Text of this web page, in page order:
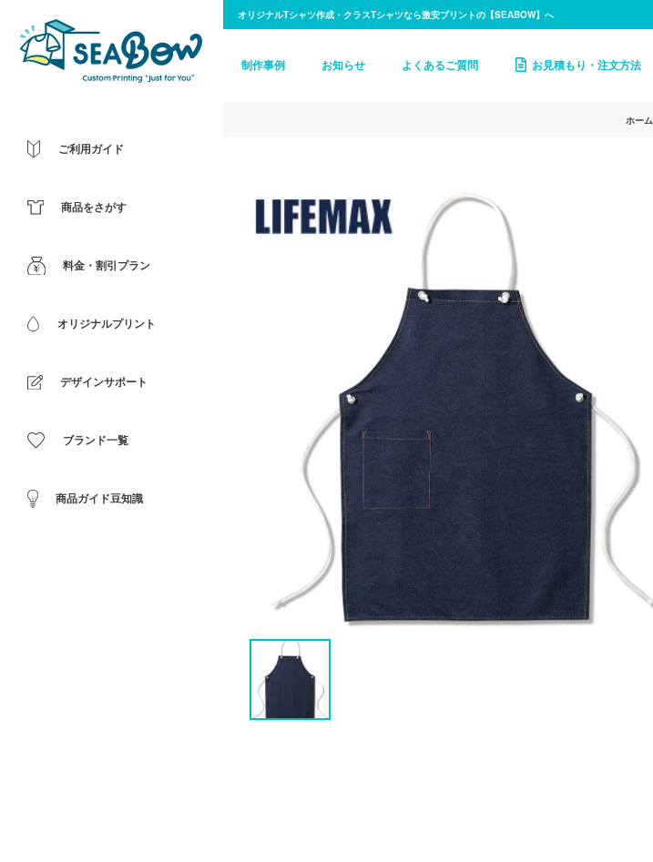
オリジナルTシャツ作成・クラスTシャツなら激安プリントの【SEABOW】へ
制作事例 お知らせ よくあるご質問 お見積もり・注文方法
ご利用ガイド
商品をさがす
料金・割引プラン
オリジナルプリント
デザインサポート
ブランド一覧
商品ガイド豆知識
ホーム